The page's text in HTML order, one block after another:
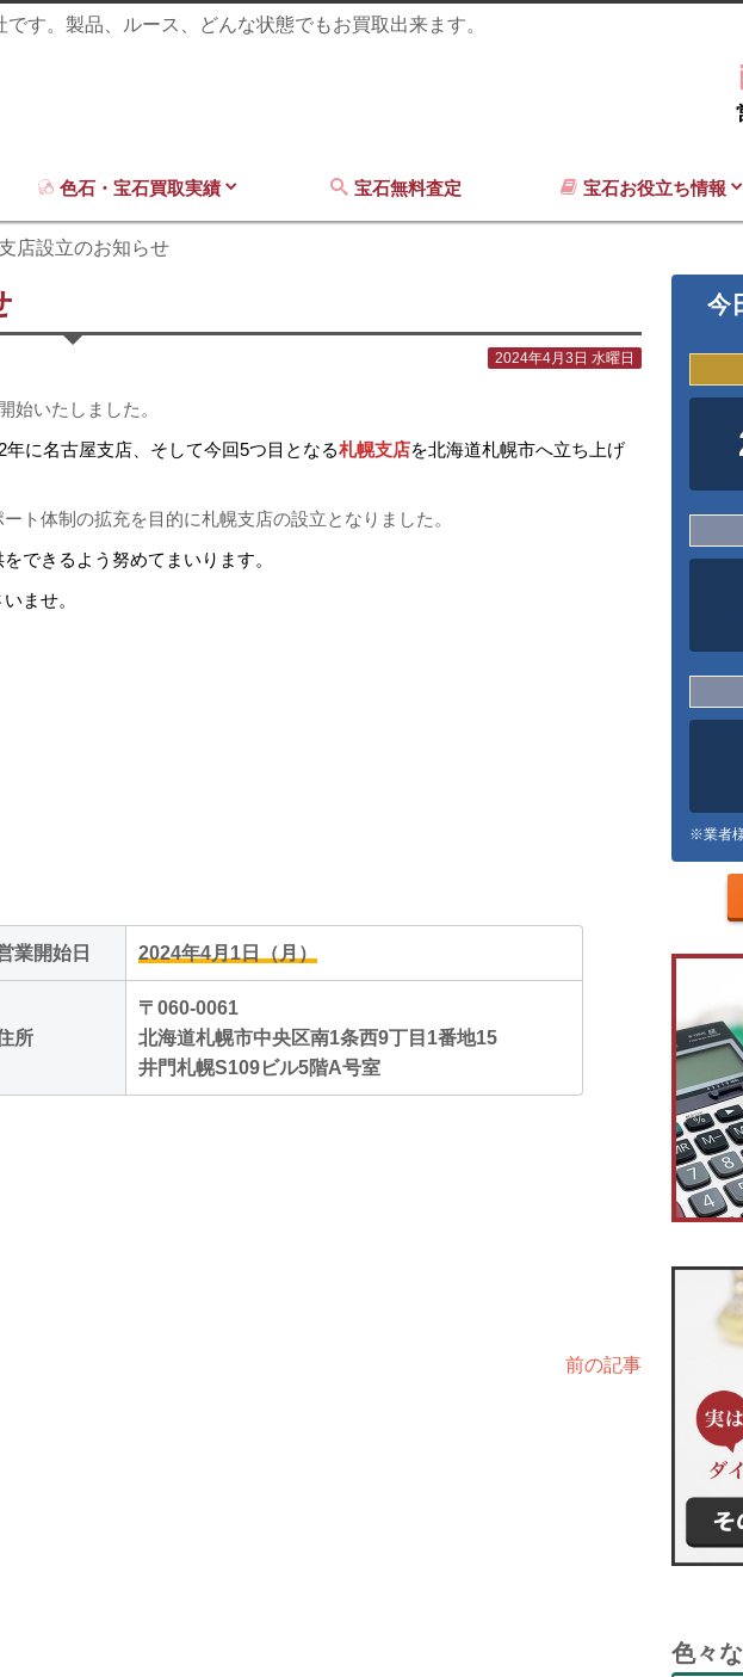
す。製品、ルース、どんな状態でもお買取出来ます。
色石・宝石買取実績 宝石無料査定 宝石お役立ち情報
店設立のお知らせ
2024年4月3日 水曜日
始いたしました。
に名古屋支店、そして今回5つ目となる札幌支店を北海道札幌市へ立ち上げ
ト体制の拡充を目的に札幌支店の設立となりました。
できるよう努めてまいります。
ませ。
業開始日 2024年4月1日（月）
所
〒060-0061
北海道札幌市中央区南1条西9丁目1番地15
井門札幌S109ビル5階A号室
前の記事
今
※業者
色々